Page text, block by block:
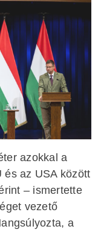
azokkal a
és az USA között
– ismertette
vezető
a